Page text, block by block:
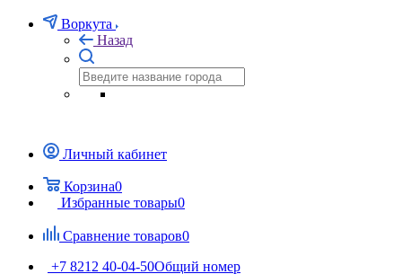
Воркута
Назад
Личный кабинет
Корзина0
Избранные товары0
Сравнение товаров0
+7 8212 40-04-50Общий номер